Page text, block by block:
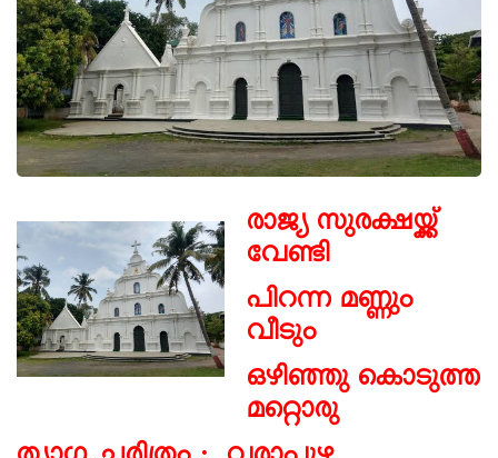
രാജ്യ സുരക്ഷയ്ക്ക്
വേണ്ടി
പിറന്ന മണ്ണും
വീടും
ഒഴിഞ്ഞു കൊടുത്ത
മറ്റൊരു